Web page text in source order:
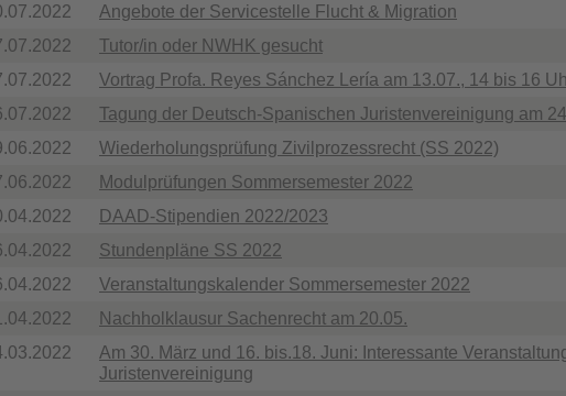
Angebote der Servicestelle Flucht & Migration
Tutor/in oder NWHK gesucht
Vortrag Profa. Reyes Sánchez Lería am 13.07., 14 bis 16
Tagung der Deutsch-Spanischen Juristenvereinigung am
Wiederholungsprüfung Zivilprozessrecht (SS 2022)
Modulprüfungen Sommersemester 2022
DAAD-Stipendien 2022/2023
Stundenpläne SS 2022
Veranstaltungskalender Sommersemester 2022
Nachholklausur Sachenrecht am 20.05.
Am 30. März und 16. bis.18. Juni: Interessante
Juristenvereinigung